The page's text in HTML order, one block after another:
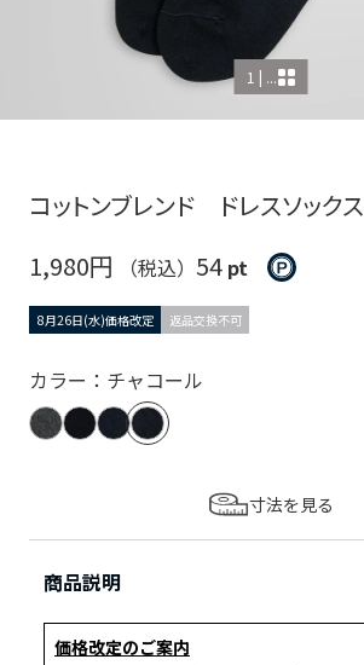
1 | ...
コットンブレンド ドレスソックス
1,980円
（税込） 54 pt
8月26日(水)価格改定 返品交換不可
カラー：チャコール
寸法を見る
商品説明
価格改定のご案内